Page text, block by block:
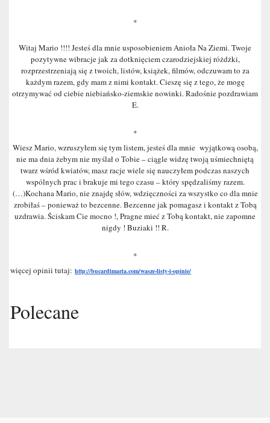
*
Witaj Mario !!!! Jesteś dla mnie usposobieniem Anioła Na Ziemi. Twoje
pozytywne wibracje jak za dotknięciem czarodziejskiej różdżki,
rozprzestrzeniają się z twoich, listów, książek, filmów, odczuwam to za
każdym razem, gdy mam z nimi kontakt. Cieszę się z tego, że mogę
otrzymywać od ciebie niebiańsko-ziemskie nowinki. Radośnie pozdrawiam
E.
*
Wiesz Mario, wzruszyłem się tym listem, jesteś dla mnie wyjątkową osobą,
nie ma dnia żebym nie myślał o Tobie – ciągle widzę twoją uśmiechniętą
twarz wśród kwiatów, masz racje wiele się nauczyłem podczas naszych
wspólnych prac i brakuje mi tego czasu – który spędzaliśmy razem.
(…)Kochana Mario, nie znajdę słów, wdzięczności za wszystko co dla mnie
zrobiłaś – ponieważ to bezcenne. Bezcenne jak pomagasz i kontakt z Tobą
uzdrawia. Ściskam Cie mocno !, Pragne mieć z Tobą kontakt, nie zapomne
nigdy ! Buziaki !! R.
*
więcej opinii tutaj: http://bucardimaria.com/wasze-listy-i-opinie/
Polecane